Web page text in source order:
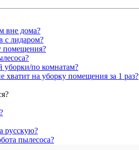
вне дома?
с лидаром?
помещения?
уборки/по комнатам?
хватит на уборку помещения за 1 раз?
русскую?
пылесоса?